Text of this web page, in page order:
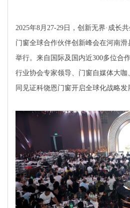
2025年8月27-29日，创新无界·成长
门窗全球合作伙伴创新峰会在河南
举行。来自国际及国内近300多位合
行业协会专家领导、门窗自媒体大
同见证科饶恩门窗开启全球化战略发